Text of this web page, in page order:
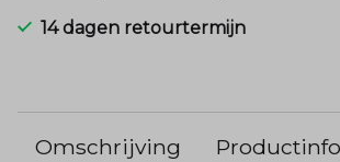
14 dagen retourtermijn
Omschrijving